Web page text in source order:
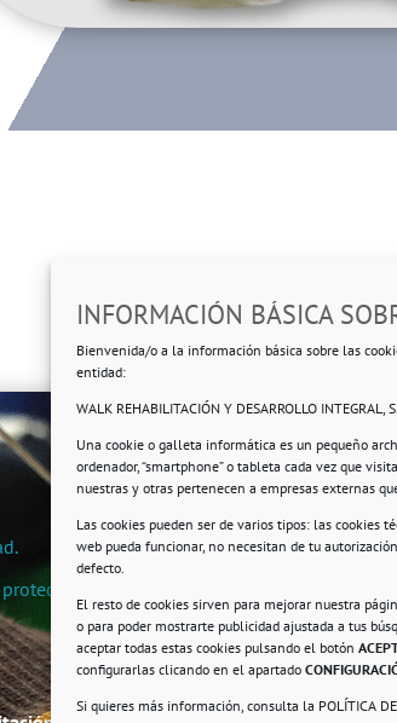
INFORMACIÓN BÁSICA
Bienvenida/o a la información básica sobre las
entidad:
WALK REHABILITACIÓN Y DESARROLLO INTEGRAL,
Una cookie o galleta informática es un pequeño
ordenador, “smartphone” o tableta cada vez que
nuestras y otras pertenecen a empresas externas
Las cookies pueden ser de varios tipos: las cookies
web pueda funcionar, no necesitan de tu
defecto.
El resto de cookies sirven para mejorar nuestra
o para poder mostrarte publicidad ajustada a tus
aceptar todas estas cookies pulsando el botón
configurarlas clicando en el apartado
Si quieres más información, consulta la POLÍTICA
de datos personales.